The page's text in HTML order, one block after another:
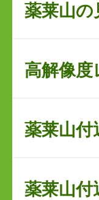
薬莱山の
高解像
薬莱山付
薬莱山付